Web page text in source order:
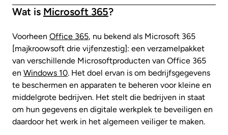
Wat is Microsoft 365?
Voorheen Office 365, nu bekend als Microsoft 365
[majkroowsoft drie vijfenzestig]: een verzamelpakket
van verschillende Microsoftproducten van Office 365
en Windows 10. Het doel ervan is om bedrijfsgegevens
te beschermen en apparaten te beheren voor kleine en
middelgrote bedrijven. Het stelt die bedrijven in staat
om hun gegevens en digitale werkplek te beveiligen en
daardoor het werk in het algemeen veiliger te maken.